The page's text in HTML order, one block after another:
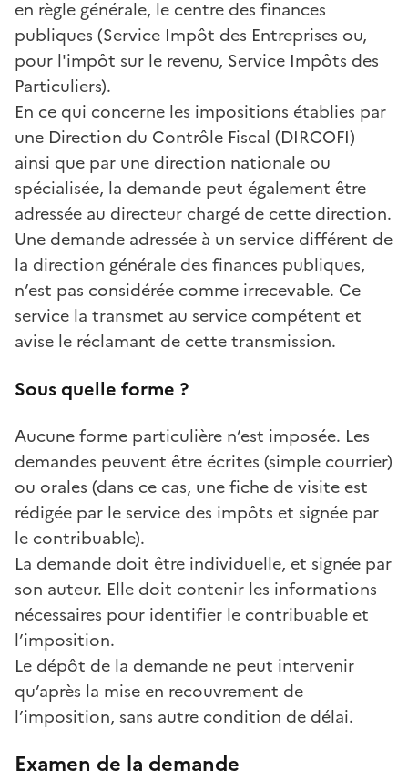
en règle générale, le centre des finances
publiques (Service Impôt des Entreprises ou,
pour l'impôt sur le revenu, Service Impôts des
Particuliers).
En ce qui concerne les impositions établies par
une Direction du Contrôle Fiscal (DIRCOFI)
ainsi que par une direction nationale ou
spécialisée, la demande peut également être
adressée au directeur chargé de cette direction.
Une demande adressée à un service différent de
la direction générale des finances publiques,
n’est pas considérée comme irrecevable. Ce
service la transmet au service compétent et
avise le réclamant de cette transmission.
Sous quelle forme ?
Aucune forme particulière n’est imposée. Les
demandes peuvent être écrites (simple courrier)
ou orales (dans ce cas, une fiche de visite est
rédigée par le service des impôts et signée par
le contribuable).
La demande doit être individuelle, et signée par
son auteur. Elle doit contenir les informations
nécessaires pour identifier le contribuable et
l’imposition.
Le dépôt de la demande ne peut intervenir
qu’après la mise en recouvrement de
l’imposition, sans autre condition de délai.
Examen de la demande